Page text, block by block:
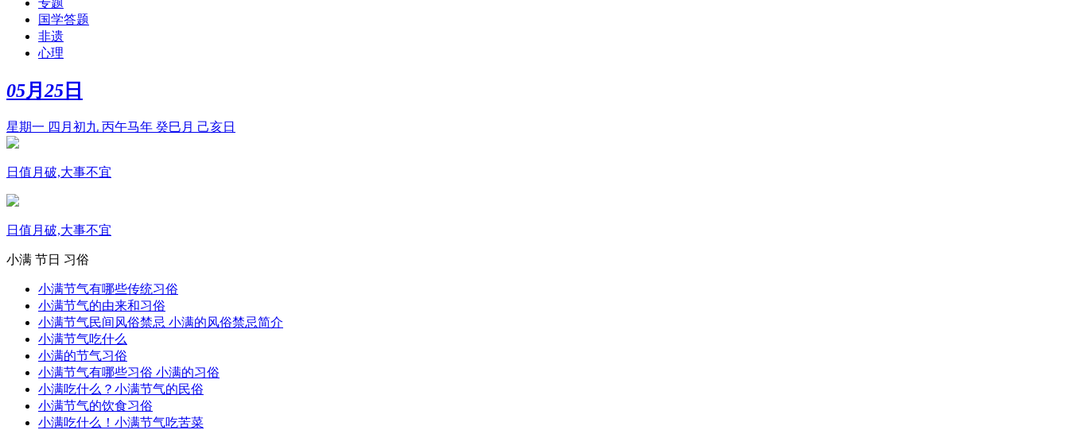
专题
国学答题
非遗
心理
05月 25 日
星期一 四月初九 丙午马年 癸巳月 己亥日
日值月破,大事不宜
日值月破,大事不宜
小满 节日 习俗
小满节气有哪些传统习俗
小满节气的由来和习俗
小满节气民间风俗禁忌 小满的风俗禁忌简介
小满节气吃什么
小满的节气习俗
小满节气有哪些习俗 小满的习俗
小满吃什么？小满节气的民俗
小满节气的饮食习俗
小满吃什么！小满节气吃苦菜